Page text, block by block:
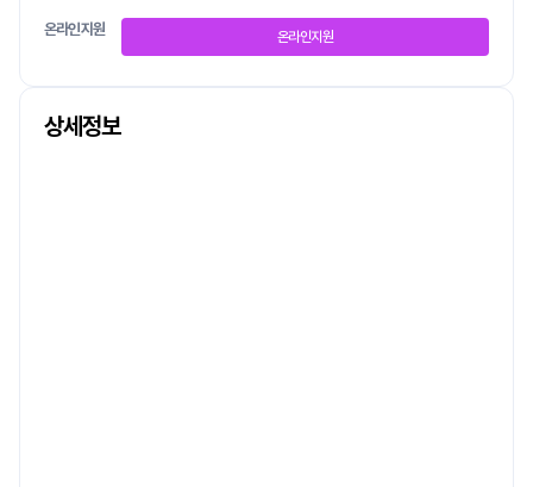
온라인지원 온라인지원
상세정보